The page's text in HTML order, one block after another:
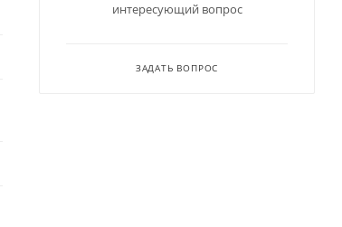
интересующий вопрос
ЗАДАТЬ ВОПРОС